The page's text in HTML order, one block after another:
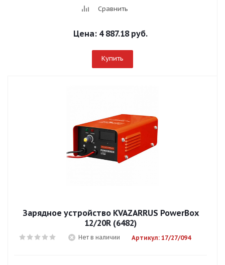
Сравнить
Цена: 4 887.18 руб.
Купить
Зарядное устройство KVAZARRUS PowerBox
12/20R (6482)
Нет в наличии Артикул: 17/27/094